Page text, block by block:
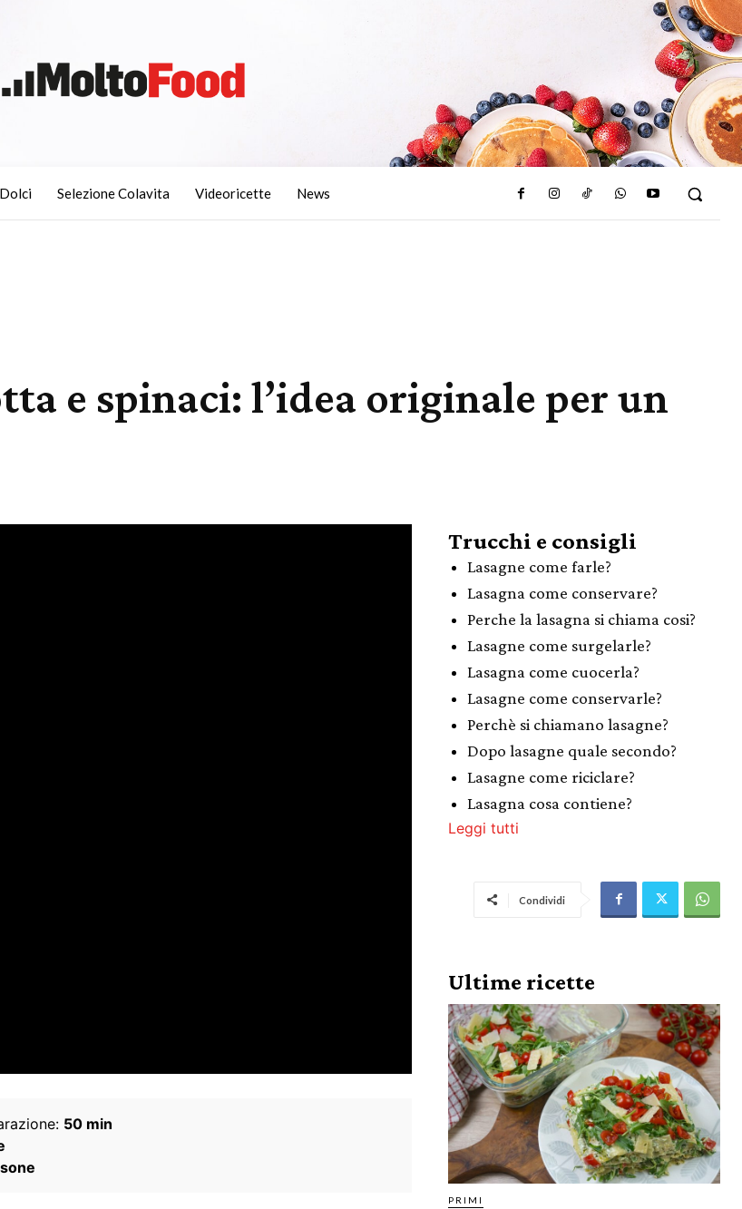
Dolci Selezione Colavita Videoricette News
e spinaci: l’idea originale per un
50 min
Trucchi e consigli
Lasagne come farle?
Lasagna come conservare?
Perche la lasagna si chiama cosi?
Lasagne come surgelarle?
Lasagna come cuocerla?
Lasagne come conservarle?
Perchè si chiamano lasagne?
Dopo lasagne quale secondo?
Lasagne come riciclare?
Lasagna cosa contiene?
Leggi tutti
Condividi
Ultime ricette
PRIMI